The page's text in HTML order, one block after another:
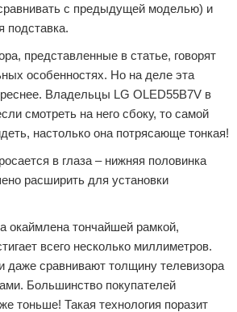
с предыдущей моделью) и
подставка.
представленные в статье, говорят
особенностях. Но на деле эта
Владельцы LG OLED55B7V в
смотреть на него сбоку, то самой
настолько она потрясающе тонкая!
в глаза – нижняя половинка
расширить для установки
окаймлена тончайшей рамкой,
всего несколько миллиметров.
даже сравнивают толщину телевизора
Большинство покупателей
тоньше! Такая технология поразит